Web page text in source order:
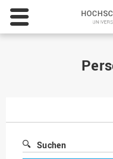
Suchen